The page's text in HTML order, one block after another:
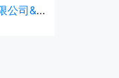
公司&小